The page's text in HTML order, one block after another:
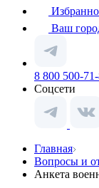
Ваш
8 800 500-71-
Соцсети
Главная
Вопросы и
Анкета